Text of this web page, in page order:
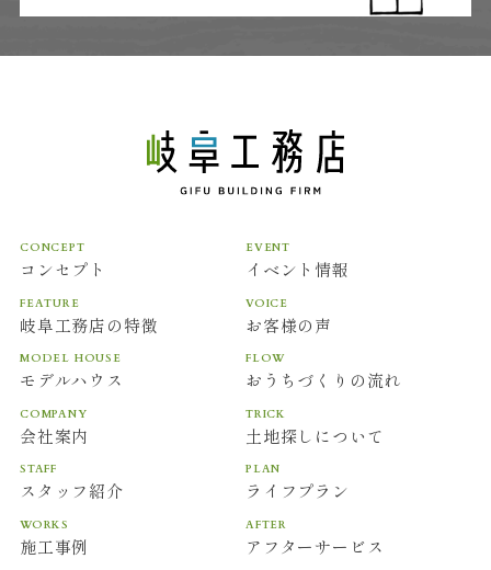
CONCEPT
コンセプト
FEATURE
岐阜工務店の特徴
MODEL HOUSE
モデルハウス
COMPANY
会社案内
STAFF
スタッフ紹介
WORKS
施工事例
EVENT
イベント情報
VOICE
お客様の声
FLOW
おうちづくりの流れ
TRICK
土地探しについて
PLAN
ライフプラン
AFTER
アフターサービス